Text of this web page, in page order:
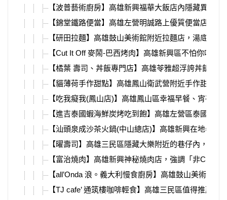
【波普藝術廚房】高雄新興福華大飯店內隱藏異國
【錦堂鐵路便當】高雄左營明誠路上優質便當店，
【研田拉麵】高雄鼓山美術館附近拉麵店，湯底使
【Cut It Off 麥鬧-巴西烤肉】高雄新興區不怕你吃
【橘葉 壽司、丼飯專門店】高雄苓雅超浮誇丼飯，
【貓薄荷手作甜點】高雄鳳山衛武營附近手作甜點
【吃我癡我(鳳山店)】高雄鳳山區幸福早餐、宵夜
【進吉泰國蝦海鮮炭烤吃到飽】高雄左營區泰國活
【汕頭泉成沙茶火鍋(中山總店)】高雄新興在地老
【曜壽司】高雄三民區隱藏大樂附近的巷仔內，大
【富治燒肉】高雄新興神秘燒肉店，強調「非CP值
【all’Onda 浪。義大利慢食廚房】高雄鼓山美術館
【TJ cafe’ 通筑樓咖啡輕食】高雄三民區值得推薦